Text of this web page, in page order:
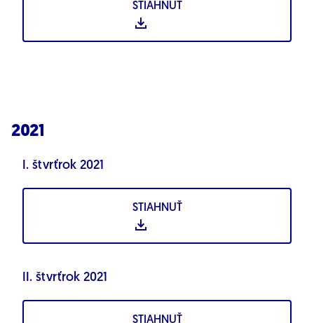
STIAHNUŤ
2021
I. štvrťrok 2021
STIAHNUŤ
II. štvrťrok 2021
STIAHNUŤ